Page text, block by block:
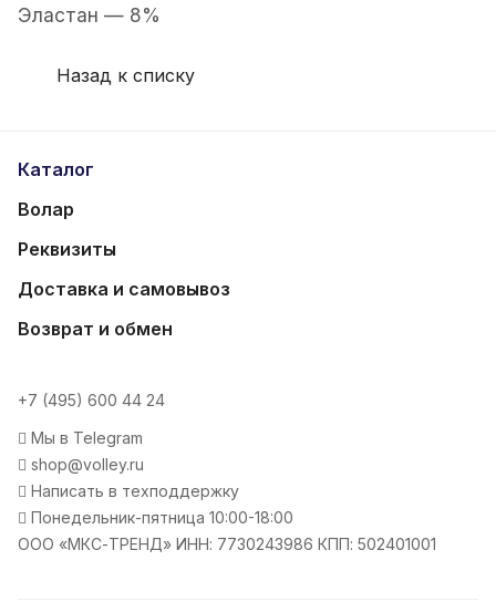
Эластан — 8%
Назад к списку
Каталог
Волар
Реквизиты
Доставка и самовывоз
Возврат и обмен
+7 (495) 600 44 24
Мы в Telegram
shop@volley.ru
Написать в техподдержку
Понедельник-пятница 10:00-18:00
ООО «МКС-ТРЕНД» ИНН: 7730243986 КПП: 502401001